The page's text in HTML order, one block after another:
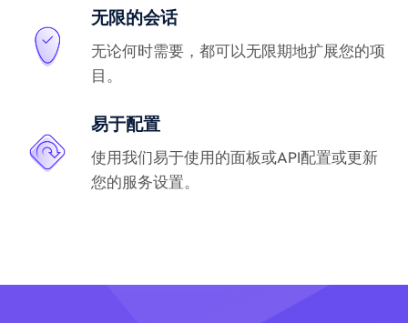
无限的会话
无论何时需要，都可以无限期地扩展您的项
目。
易于配置
使用我们易于使用的面板或API配置或更新
您的服务设置。